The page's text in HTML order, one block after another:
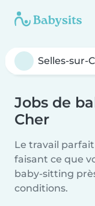
Jobs de
Cher
Le travail
faisant ce que
baby-sitting
conditions.